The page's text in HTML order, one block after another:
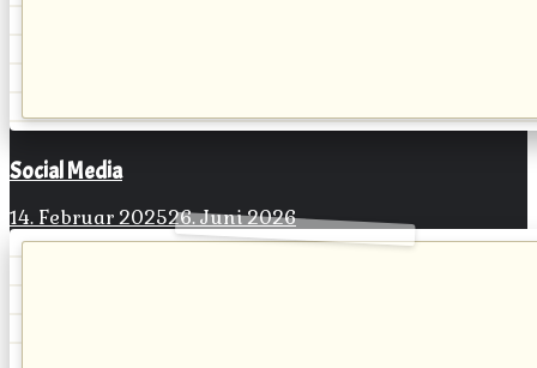
Social Media
14. Februar 202526. Juni 2026